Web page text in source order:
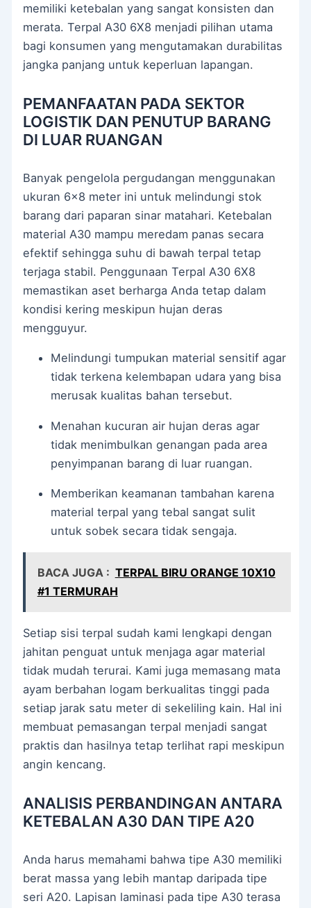
memiliki ketebalan yang sangat konsisten dan
merata. Terpal A30 6X8 menjadi pilihan utama
bagi konsumen yang mengutamakan durabilitas
jangka panjang untuk keperluan lapangan.
PEMANFAATAN PADA SEKTOR
LOGISTIK DAN PENUTUP BARANG
DI LUAR RUANGAN
Banyak pengelola pergudangan menggunakan
ukuran 6×8 meter ini untuk melindungi stok
barang dari paparan sinar matahari. Ketebalan
material A30 mampu meredam panas secara
efektif sehingga suhu di bawah terpal tetap
terjaga stabil. Penggunaan Terpal A30 6X8
memastikan aset berharga Anda tetap dalam
kondisi kering meskipun hujan deras
mengguyur.
Melindungi tumpukan material sensitif agar
tidak terkena kelembapan udara yang bisa
merusak kualitas bahan tersebut.
Menahan kucuran air hujan deras agar
tidak menimbulkan genangan pada area
penyimpanan barang di luar ruangan.
Memberikan keamanan tambahan karena
material terpal yang tebal sangat sulit
untuk sobek secara tidak sengaja.
BACA JUGA : TERPAL BIRU ORANGE 10X10
#1 TERMURAH
Setiap sisi terpal sudah kami lengkapi dengan
jahitan penguat untuk menjaga agar material
tidak mudah terurai. Kami juga memasang mata
ayam berbahan logam berkualitas tinggi pada
setiap jarak satu meter di sekeliling kain. Hal ini
membuat pemasangan terpal menjadi sangat
praktis dan hasilnya tetap terlihat rapi meskipun
angin kencang.
ANALISIS PERBANDINGAN ANTARA
KETEBALAN A30 DAN TIPE A20
Anda harus memahami bahwa tipe A30 memiliki
berat massa yang lebih mantap daripada tipe
seri A20. Lapisan laminasi pada tipe A30 terasa